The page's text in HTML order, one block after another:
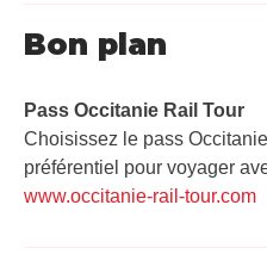
Bon plan
Pass Occitanie Rail Tour​
Choisissez le pass
préférentiel pour voyager
www.occitanie-rail-tour.com